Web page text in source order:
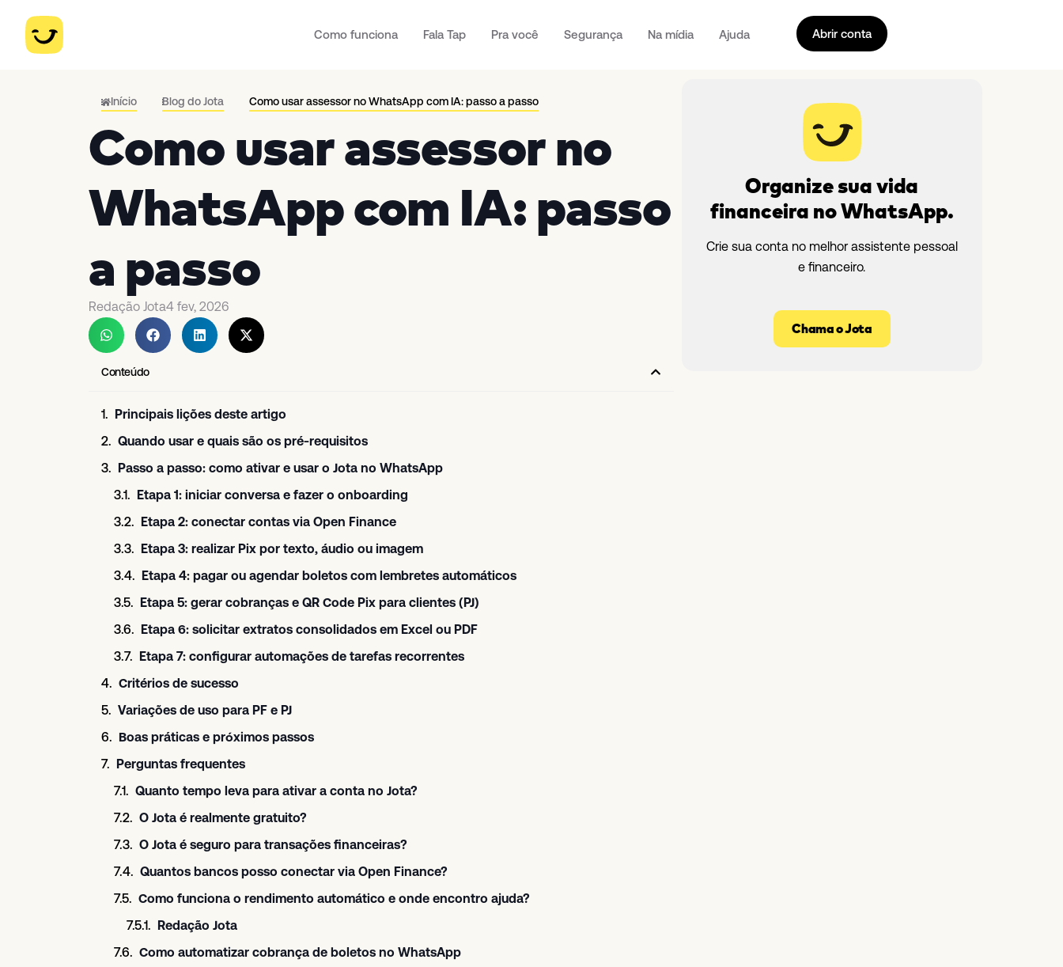
Como funciona Fala Tap Pra você Segurança Na mídia Ajuda Abrir conta
Início Blog do Jota Como usar assessor no WhatsApp com IA: passo a passo
Como usar assessor no
WhatsApp com IA: passo
a passo
Redação Jota4 fev, 2026
Conteúdo
Principais lições deste artigo
Quando usar e quais são os pré-requisitos
Passo a passo: como ativar e usar o Jota no WhatsApp
Etapa 1: iniciar conversa e fazer o onboarding
Etapa 2: conectar contas via Open Finance
Etapa 3: realizar Pix por texto, áudio ou imagem
Etapa 4: pagar ou agendar boletos com lembretes automáticos
Etapa 5: gerar cobranças e QR Code Pix para clientes (PJ)
Etapa 6: solicitar extratos consolidados em Excel ou PDF
Etapa 7: configurar automações de tarefas recorrentes
Critérios de sucesso
Variações de uso para PF e PJ
Boas práticas e próximos passos
Perguntas frequentes
Quanto tempo leva para ativar a conta no Jota?
O Jota é realmente gratuito?
O Jota é seguro para transações financeiras?
Quantos bancos posso conectar via Open Finance?
Como funciona o rendimento automático e onde encontro ajuda?
Redação Jota
Como automatizar cobrança de boletos no WhatsApp
Organize sua vida
financeira no WhatsApp.
Crie sua conta no melhor assistente pessoal
e financeiro.
Chama o Jota